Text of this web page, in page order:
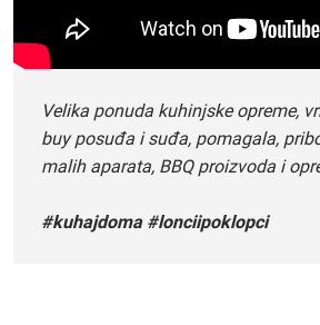
Velika ponuda kuhinjske opreme,
buy posuđa i suđa, pomagala,
malih aparata, BBQ proizvoda i
#kuhajdoma #lonciipoklopci